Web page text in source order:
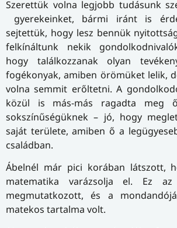
Szerettük volna legjobb tudásunk
gyerekeinket, bármi iránt is
sejtettük, hogy lesz bennük
felkínáltunk nekik
hogy találkozzanak olyan
fogékonyak, amiben örömüket lelik,
volna semmit erőltetni. A
közül is más-más ragadta meg
sokszínűségüknek – jó, hogy
saját területe, amiben ő a
családban.
Ábelnél már pici korában látszott,
matematika varázsolja el. Ez
megmutatkozott, és a
matekos tartalma volt.